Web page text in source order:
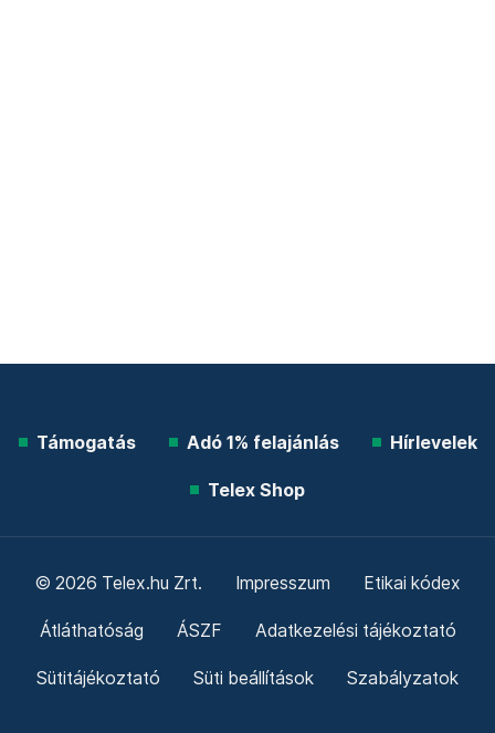
Támogatás Adó 1% felajánlás Hírlevelek
Telex Shop
© 2026 Telex.hu Zrt. Impresszum Etikai kódex
Átláthatóság ÁSZF Adatkezelési tájékoztató
Sütitájékoztató Süti beállítások Szabályzatok